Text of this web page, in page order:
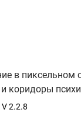
в пиксельном
коридоры
V 2.2.8